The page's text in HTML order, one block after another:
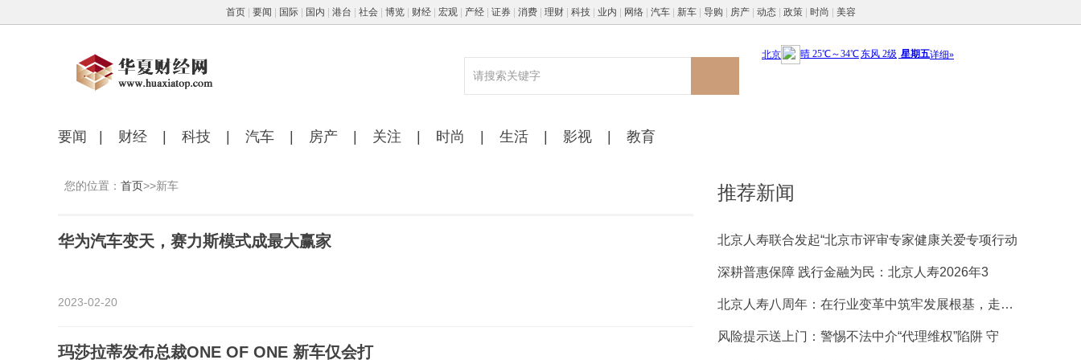
首页| 要闻 国际| 国内 港台 社会| 博览| 财经| 宏观| 产经| 证券| 消费| 理财| 科技| 业内 网络| 汽车| 新车| 导购 房产| 动态| 政策| 时尚 美容
要闻 财经 科技 汽车 房产 关注 时尚 生活 影视 教育
您的位置： 首页>>新车
华为汽车变天，赛力斯模式成最大赢家
2023-02-20
玛莎拉蒂发布总裁ONE OF ONE 新车仅会打
推荐新闻
北京人寿联合发起“北京市评审专家健康关爱专项行动
深耕普惠保障 践行金融为民：北京人寿2026年3
北京人寿八周年：在行业变革中筑牢发展根基，走稳特
风险提示送上门：警惕不法中介“代理维权”陷阱 守